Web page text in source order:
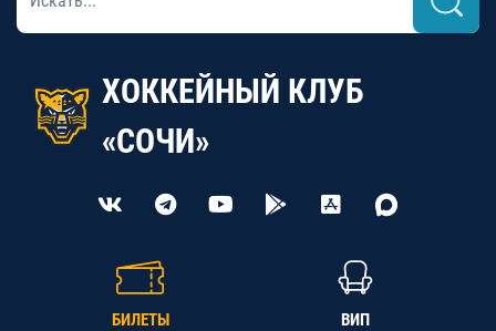
ХОККЕЙНЫЙ КЛУБ
«СОЧИ»
БИЛЕТЫ ВИП